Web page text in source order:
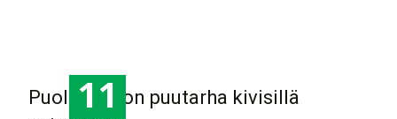
11
Puolivallaton puutarha kivisillä